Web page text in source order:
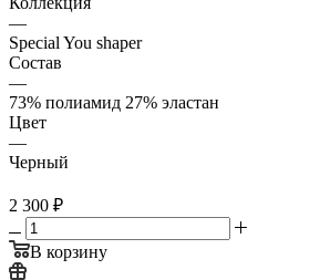
—
Special You shaper
Состав
—
73% полиамид 27% эластан
Цвет
—
Черный
2 300 ₽
В корзину